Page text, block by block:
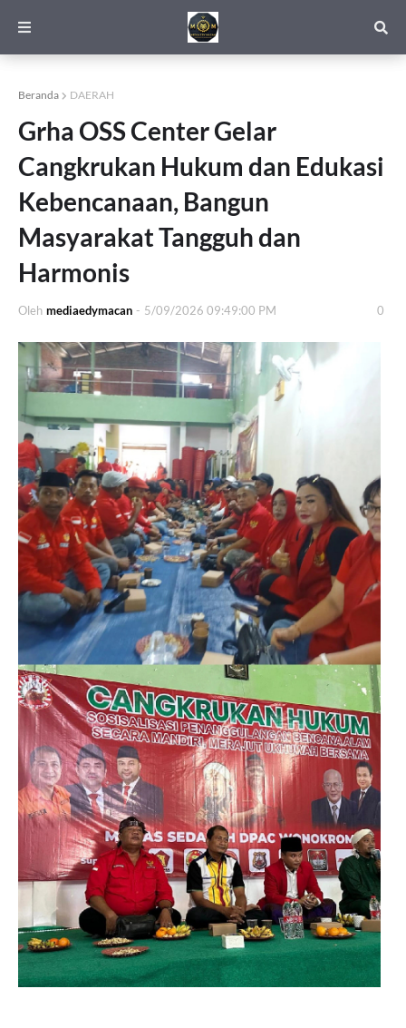
Beranda DAERAH
Grha OSS Center Gelar
Cangkrukan Hukum dan Edukasi
Kebencanaan, Bangun
Masyarakat Tangguh dan
Harmonis
Oleh mediaedymacan - 5/09/2026 09:49:00 PM 0